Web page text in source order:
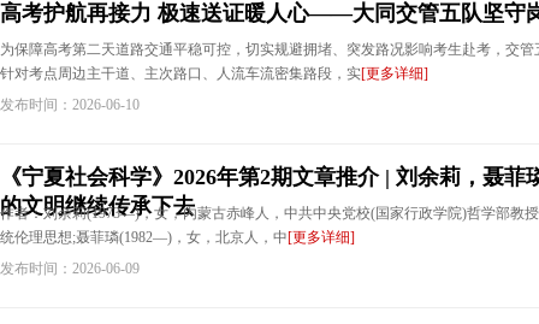
高考护航再接力 极速送证暖人心——大同交管五队坚守
为保障高考第二天道路交通平稳可控，切实规避拥堵、突发路况影响考生赴考，交
针对考点周边主干道、主次路口、人流车流密集路段，实[更多详细]
发布时间：2026-06-10
《宁夏社会科学》2026年第2期文章推介 | 刘余莉，聂
的文明继续传承下去
作者：刘余莉(1973—)，女，内蒙古赤峰人，中共中央党校(国家行政学院)哲学部教
统伦理思想;聂菲璘(1982—)，女，北京人，中[更多详细]
发布时间：2026-06-09